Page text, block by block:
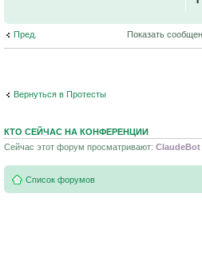
Пред. Показать
Вернуться в Протесты
КТО СЕЙЧАС НА КОНФЕРЕНЦИИ
Сейчас этот форум просматривают: ClaudeBot
Список форумов